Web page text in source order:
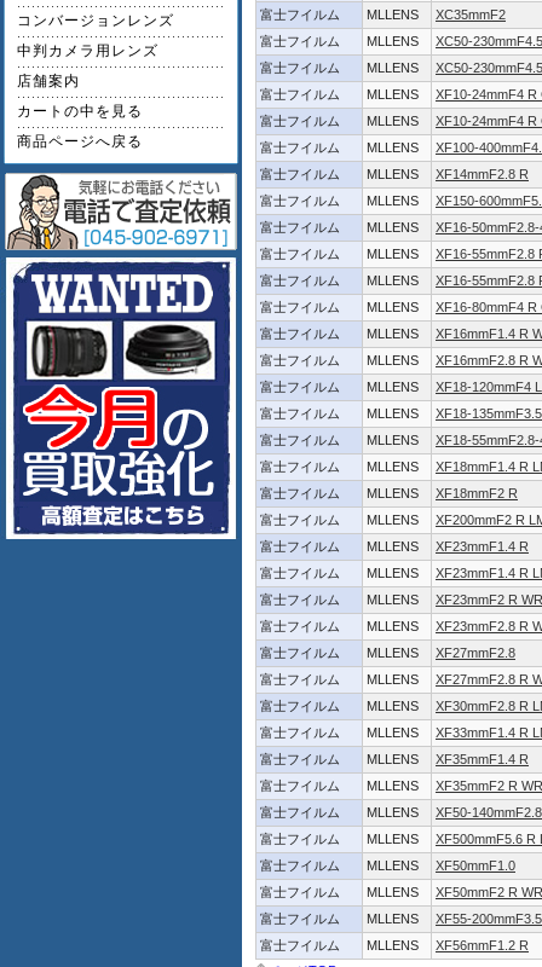
コンバージョンレンズ
中判カメラ用レンズ
店舗案内
カートの中を見る
商品ページへ戻る
富士フイルム
MLLENS
XC35mmF2
富士フイルム
MLLENS
XC50-
富士フイルム
MLLENS
XC50-
富士フイルム
MLLENS
XF10-24mmF4 R
富士フイルム
MLLENS
XF10-24mmF4 R
富士フイルム
MLLENS
XF100-
富士フイルム
MLLENS
XF14mmF2.8 R
富士フイルム
MLLENS
XF150-
富士フイルム
MLLENS
XF16-
富士フイルム
MLLENS
XF16-55mmF2.8
富士フイルム
MLLENS
XF16-55mmF2.8
富士フイルム
MLLENS
XF16-80mmF4 R
富士フイルム
MLLENS
XF16mmF1.4 R
富士フイルム
MLLENS
XF16mmF2.8 R
富士フイルム
MLLENS
XF18-120mmF4
富士フイルム
MLLENS
XF18-
富士フイルム
MLLENS
XF18-
富士フイルム
MLLENS
XF18mmF1.4 R
富士フイルム
MLLENS
XF18mmF2 R
富士フイルム
MLLENS
XF200mmF2 R
富士フイルム
MLLENS
XF23mmF1.4 R
富士フイルム
MLLENS
XF23mmF1.4 R
富士フイルム
MLLENS
XF23mmF2 R WR
富士フイルム
MLLENS
XF23mmF2.8 R
富士フイルム
MLLENS
XF27mmF2.8
富士フイルム
MLLENS
XF27mmF2.8 R
富士フイルム
MLLENS
XF30mmF2.8 R
富士フイルム
MLLENS
XF33mmF1.4 R
富士フイルム
MLLENS
XF35mmF1.4 R
富士フイルム
MLLENS
XF35mmF2 R WR
富士フイルム
MLLENS
XF50-
富士フイルム
MLLENS
XF500mmF5.6 R
富士フイルム
MLLENS
XF50mmF1.0
富士フイルム
MLLENS
XF50mmF2 R WR
富士フイルム
MLLENS
XF55-
富士フイルム
MLLENS
XF56mmF1.2 R